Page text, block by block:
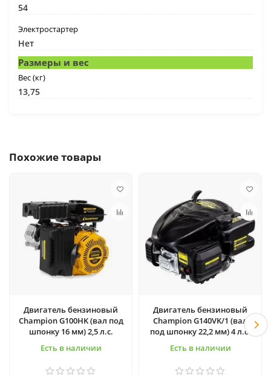
54
Электростартер
Нет
Размеры и вес
Вес (кг)
13,75
Похожие товары
Двигатель бензиновый
Champion G100HK (вал под
шпонку 16 мм) 2,5 л.с.
Есть в наличии
Двигатель бензиновый
Champion G140VK/1 (вал
под шпонку 22,2 мм) 4 л.с.
Есть в наличии